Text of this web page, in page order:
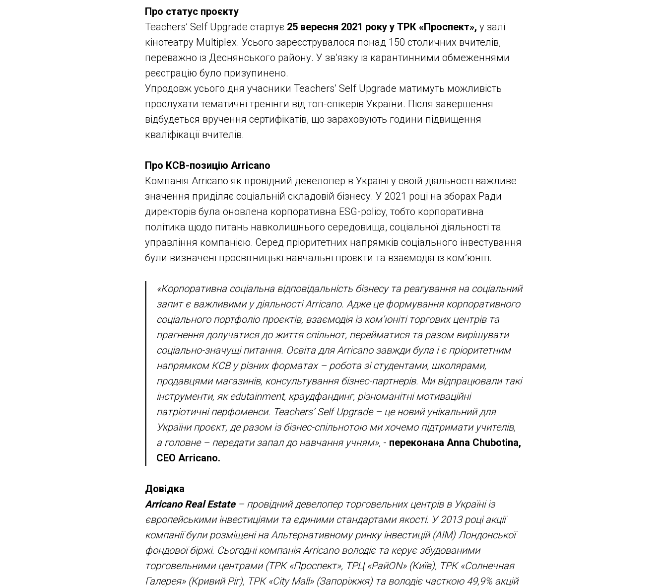
Про статус проєкту
Teachers’ Self Upgrade стартує 25 вересня 2021 року у ТРК «Проспект», у залі
кінотеатру Multiplex. Усього зареєструвалося понад 150 столичних вчителів,
переважно із Деснянського району. У зв’язку із карантинними обмеженнями
реєстрацію було призупинено.
Упродовж усього дня учасники Teachers’ Self Upgrade матимуть можливість
прослухати тематичні тренінги від топ-спікерів України. Після завершення
відбудеться вручення сертифікатів, що зараховують години підвищення
кваліфікації вчителів.
Про КСВ-позицію Arricano
Компанія Arricano як провідний девелопер в Україні у своїй діяльності важливе
значення приділяє соціальній складовій бізнесу. У 2021 році на зборах Ради
директорів була оновлена корпоративна ESG-policy, тобто корпоративна
політика щодо питань навколишнього середовища, соціальної діяльності та
управління компанією. Серед пріоритетних напрямків соціального інвестування
були визначені просвітницькі навчальні проєкти та взаємодія із ком’юніті.
«Корпоративна соціальна відповідальність бізнесу та реагування на соціальний
запит є важливими у діяльності Arricano. Адже це формування корпоративного
соціального портфоліо проєктів, взаємодія із ком’юніті торгових центрів та
прагнення долучатися до життя спільнот, перейматися та разом вирішувати
соціально-значущі питання. Освіта для Arricano завжди була і є пріоритетним
напрямком КСВ у різних форматах – робота зі студентами, школярами,
продавцями магазинів, консультування бізнес-партнерів. Ми відпрацювали такі
інструменти, як edutainment, краудфандинг, різноманітні мотиваційні
патріотичні перфоменси. Teachers’ Self Upgrade – це новий унікальний для
України проєкт, де разом із бізнес-спільнотою ми хочемо підтримати учителів,
а головне – передати запал до навчання учням», - переконана Anna Chubotina,
CEO Arricano.
Довідка
Arricano Real Estate– провідний девелопер торговельних центрів в Україні із
європейськими інвестиціями та єдиними стандартами якості. У 2013 році акції
компанії були розміщені на Альтернативному ринку інвестицій (AIM) Лондонської
фондової біржі. Сьогодні компанія Arricano володіє та керує збудованими
торговельними центрами (ТРК «Проспект», ТРЦ «РайON» (Київ), ТРК «Солнечная
Галерея» (Кривий Ріг), ТРК «City Mall» (Запоріжжя) та володіє часткою 49,9% акцій